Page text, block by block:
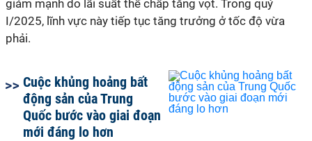
giảm mạnh do lãi suất thế chấp tăng vọt. Trong quý
I/2025, lĩnh vực này tiếp tục tăng trưởng ở tốc độ vừa
phải.
Cuộc khủng hoảng bất
động sản của Trung
Quốc bước vào giai đoạn
mới đáng lo hơn